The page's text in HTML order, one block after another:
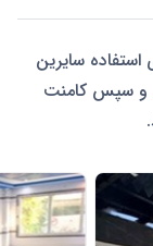
استفاده سایرین
و سپس کامنت